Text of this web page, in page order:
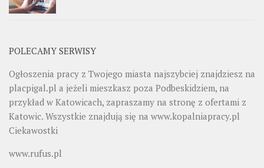
POLECAMY SERWISY
Ogłoszenia pracy z Twojego miasta najszybciej znajdziesz na
placpigal.pl a jeżeli mieszkasz poza Podbeskidziem, na
przykład w Katowicach, zapraszamy na stronę z ofertami z
Katowic. Wszystkie znajdują się na www.kopalniapracy.pl
Ciekawostki
www.rufus.pl